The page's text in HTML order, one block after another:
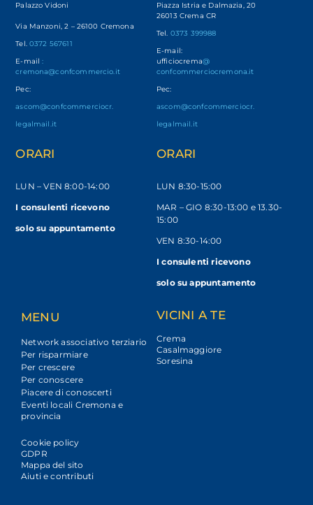
Palazzo Vidoni
Via Manzoni, 2 – 26100 Cremona
Tel. 0372 567611
E-mail:
cremona@confcommercio.it
Pec:
ascom@confcommerciocr.
legalmail.it
ORARI
LUN – VEN8:00-14:00
I consulenti ricevono
solosu appuntamento
Piazza Istria e Dalmazia, 20
26013 Crema CR
Tel. 0373 399988
E-mail:
ufficiocrema@
confcommerciocremona.it
Pec:
ascom@confcommerciocr.
legalmail.it
ORARI
LUN 8:30-15:00
MAR – GIO 8:30-13:00 e 13.30-
15:00
VEN 8:30-14:00
I consulenti ricevono
solo su appuntamento
MENU
Network associativo terziario
Per risparmiare
Per crescere
Per conoscere
Piacere di conoscerti
Eventi locali Cremona e
provincia
Cookie policy
GDPR
Mappa del sito
Aiuti e contributi
VICINI A TE
Crema
Casalmaggiore
Soresina